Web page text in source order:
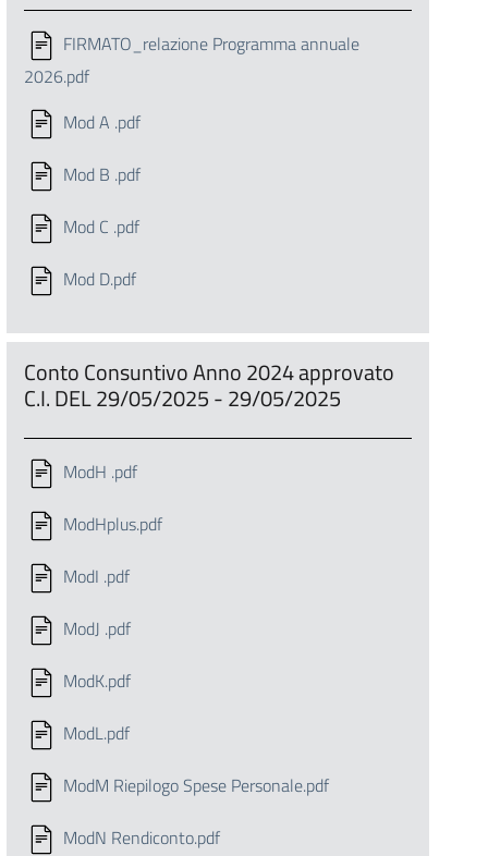
FIRMATO_relazione Programma annuale
2026.pdf
Mod A .pdf
Mod B .pdf
Mod C .pdf
Mod D.pdf
Conto Consuntivo Anno 2024 approvato
C.I. DEL 29/05/2025 - 29/05/2025
ModH .pdf
ModHplus.pdf
ModI .pdf
ModJ .pdf
ModK.pdf
ModL.pdf
ModM Riepilogo Spese Personale.pdf
ModN Rendiconto.pdf